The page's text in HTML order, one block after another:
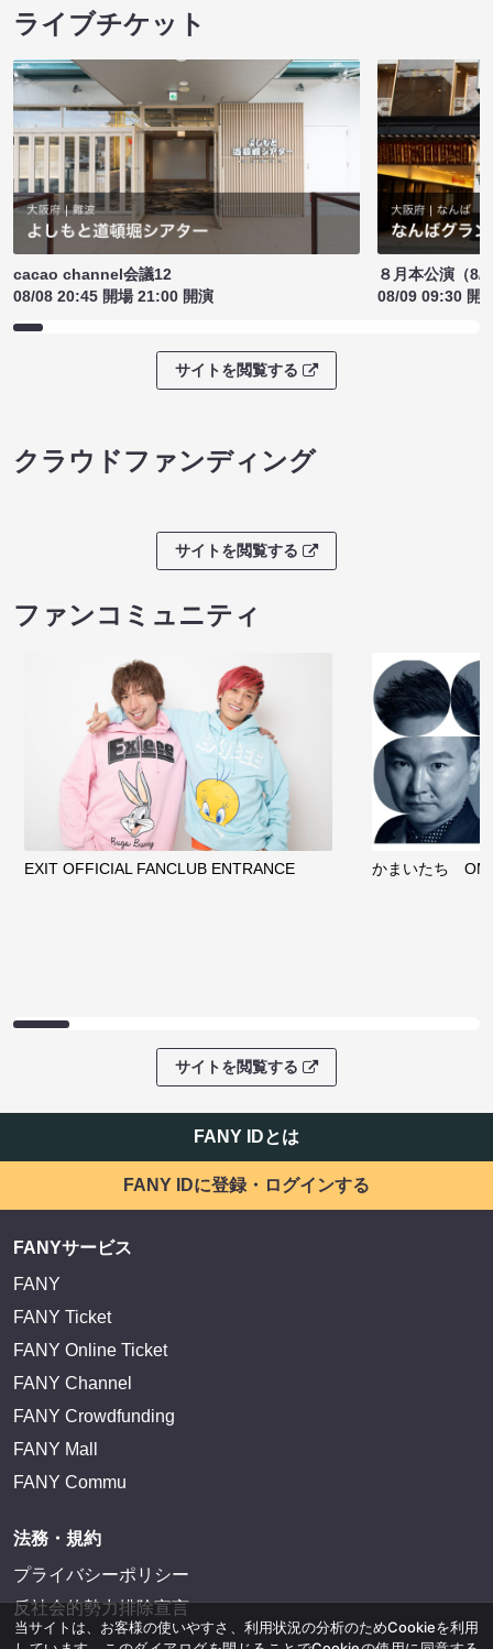
ライブチケット
cacao channel会議12
08/08 20:45 開場 21:00 開演
８月本公演（8/
08/09 09:30 開
サイトを閲覧する
クラウドファンディング
サイトを閲覧する
ファンコミュニティ
EXIT OFFICIAL FANCLUB ENTRANCE かまいたち
サイトを閲覧する
FANY IDとは
FANY IDに登録・ログインする
FANYサービス
FANY
FANY Ticket
FANY Online Ticket
FANY Channel
FANY Crowdfunding
FANY Mall
FANY Commu
法務・規約
プライバシーポリシー
反社会的勢力排除宣言
当サイトは、お客様の使いやすさ、利用状況の分析のためCookieを利用